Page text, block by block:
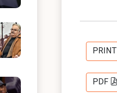
PRINT
PDF